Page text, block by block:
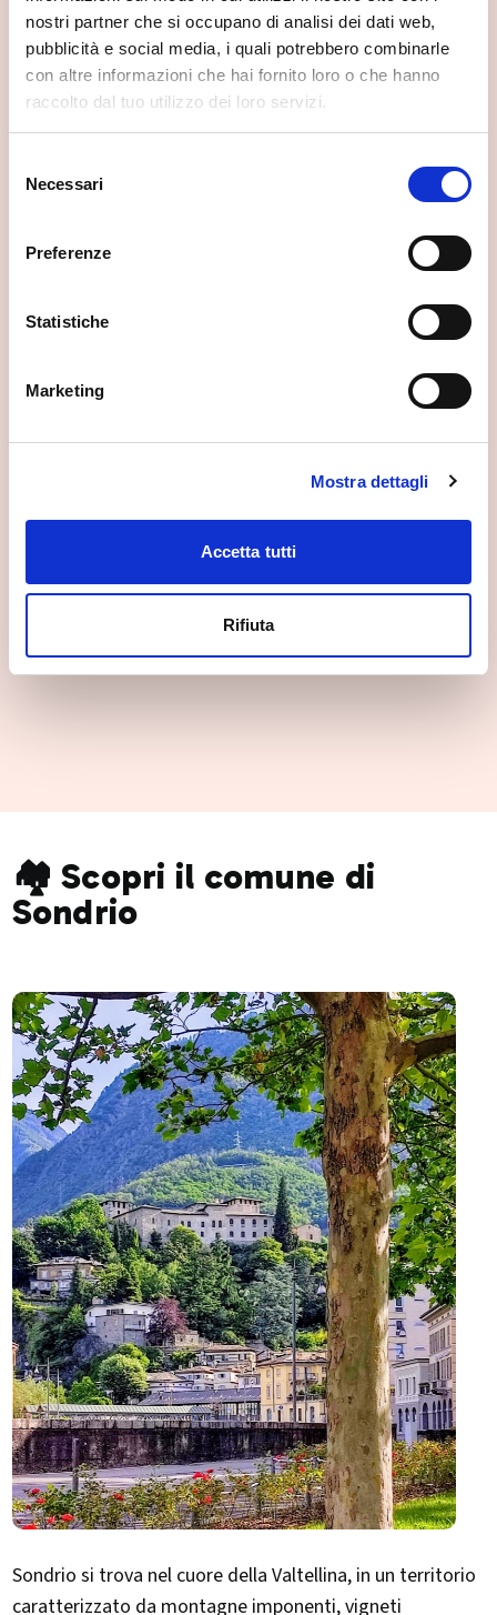
nostri partner che si occupano di analisi dei dati web,
pubblicità e social media, i quali potrebbero combinarle
con altre informazioni che hai fornito loro o che hanno
raccolto dal tuo utilizzo dei loro servizi.
delNecessari
Preferenze
Statistiche
Marketing
Mostra dettagli
Accetta tutti
Rifiuta
Palazzo Carbonera
🏘️ Scopri il comune di
Sondrio
Sondrio si trova nel cuore della Valtellina, in un territorio
caratterizzato da montagne imponenti, vigneti